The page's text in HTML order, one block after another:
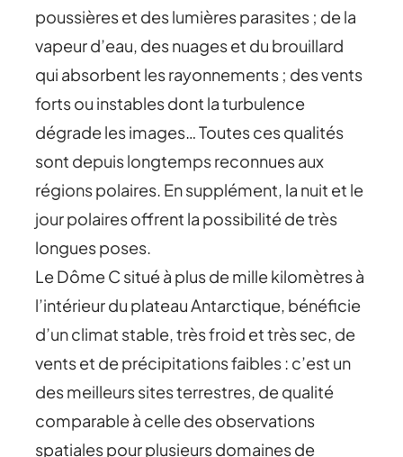
poussières et des lumières parasites ; de la
vapeur d’eau, des nuages et du brouillard
qui absorbent les rayonnements ; des vents
forts ou instables dont la turbulence
dégrade les images… Toutes ces qualités
sont depuis longtemps reconnues aux
régions polaires. En supplément, la nuit et le
jour polaires offrent la possibilité de très
longues poses.
Le Dôme C situé à plus de mille kilomètres à
l’intérieur du plateau Antarctique, bénéficie
d’un climat stable, très froid et très sec, de
vents et de précipitations faibles : c’est un
des meilleurs sites terrestres, de qualité
comparable à celle des observations
spatiales pour plusieurs domaines de